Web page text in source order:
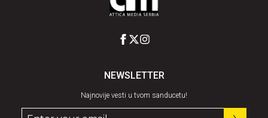
NEWSLETTER
Najnovije vesti u tvom sanducetu!